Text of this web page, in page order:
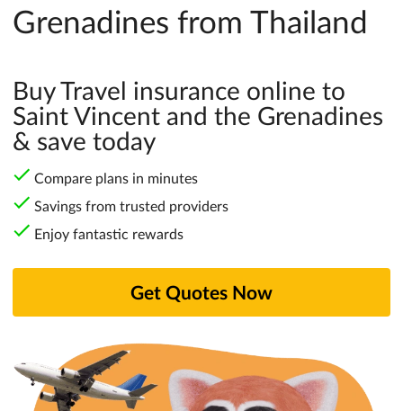
Grenadines from Thailand
Buy Travel insurance online to
Saint Vincent and the Grenadines
& save today
Compare plans in minutes
Savings from trusted providers
Enjoy fantastic rewards
Get Quotes Now